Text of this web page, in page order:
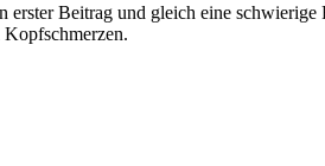
erster Beitrag und gleich eine